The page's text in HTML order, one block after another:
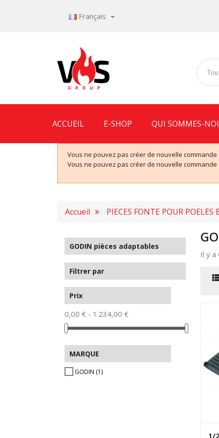
Français
ACCUEIL E-SHOP QUI SOMMES-
Vous ne pouvez pas créer de nouvelle
Vous ne pouvez pas créer de nouvelle
Accueil PIECES FONTE POUR POELES
GODIN pièces adaptables
Filtrer par
Prix
0,00 € - 1 234,00 €
MARQUE
GODIN (1)
Il y a
1/